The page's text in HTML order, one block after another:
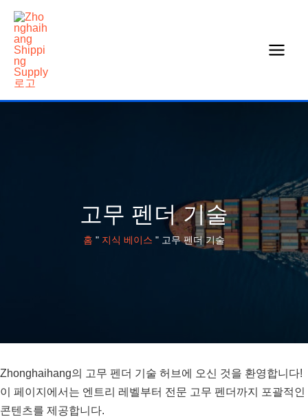
너
고무 펜더 기술
홈 " 지식 베이스 " 고무 펜더 기술
Zhonghaihang의 고무 펜더 기술 허브에 오신 것을 환영합니다!
이 페이지에서는 엔트리 레벨부터 전문 고무 펜더까지 포괄적인
콘텐츠를 제공합니다.